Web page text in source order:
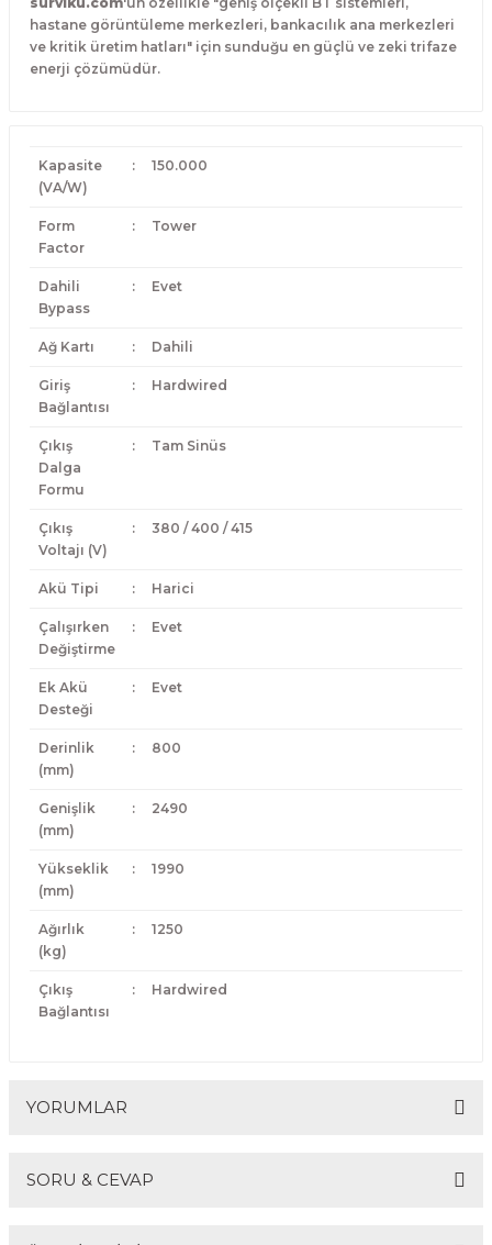
hastane görüntüleme merkezleri, bankacılık ana merkezleri
ve kritik üretim hatları" için sunduğu en güçlü ve zeki trifaze
enerji çözümüdür.
Kapasite
(VA/W)
: 150.000
Form
Factor
: Tower
Dahili
Bypass
: Evet
Ağ Kartı : Dahili
Giriş
Bağlantısı
: Hardwired
Çıkış
Dalga
Formu
: Tam Sinüs
Çıkış
Voltajı (V)
: 380 / 400 / 415
Akü Tipi : Harici
Çalışırken
Değiştirme
: Evet
Ek Akü
Desteği
: Evet
Derinlik
(mm)
: 800
Genişlik
(mm)
: 2490
Yükseklik
(mm)
: 1990
Ağırlık
(kg)
: 1250
Çıkış
Bağlantısı
: Hardwired
YORUMLAR
SORU & CEVAP